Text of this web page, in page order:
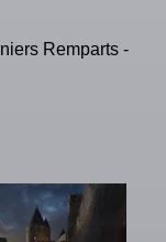
Remparts -